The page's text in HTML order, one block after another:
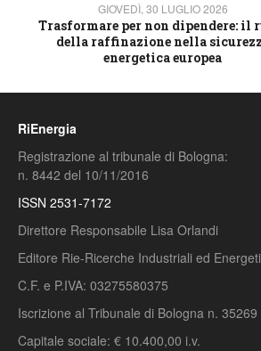
GIOVEDÌ, 30 LUGLIO 2026
Trasformare per non dipendere: il
della raffinazione nella
energetica europea
RiEnergia
Registrazione al tribunale di Bologna:
n. 8442 del 10/11/2016
ISSN 2531-7172
Direttore Responsabile Lisa Orlandi
Editore Rie-Ricerche Industriali ed
C.F. e P.IVA: 03275580375
Iscrizione al Tribunale di Bologna n. 35269
Capitale sociale: € 10.400,00 i.v.